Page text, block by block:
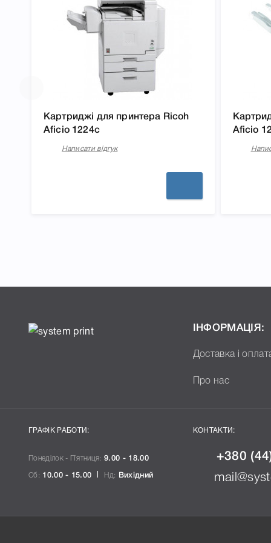
правильність вибору.
Картриджі для принтера Ricoh
Aficio 1224c
Написати відгук
Aficio
ІНФОРМАЦІЯ:
Доставка і
Про нас
ГРАФІК РАБОТИ:
Понеділок - П`ятниця: 9.00 - 18.00
Сб: 10.00 - 15.00 Нд: Вихідний
КОНТАКТИ:
+380